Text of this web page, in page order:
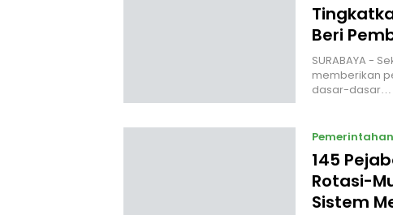
Beri
‎SURABAYA -
memberikan
dasar-dasar…
Pemerintahan
145
Rotasi-
Sistem